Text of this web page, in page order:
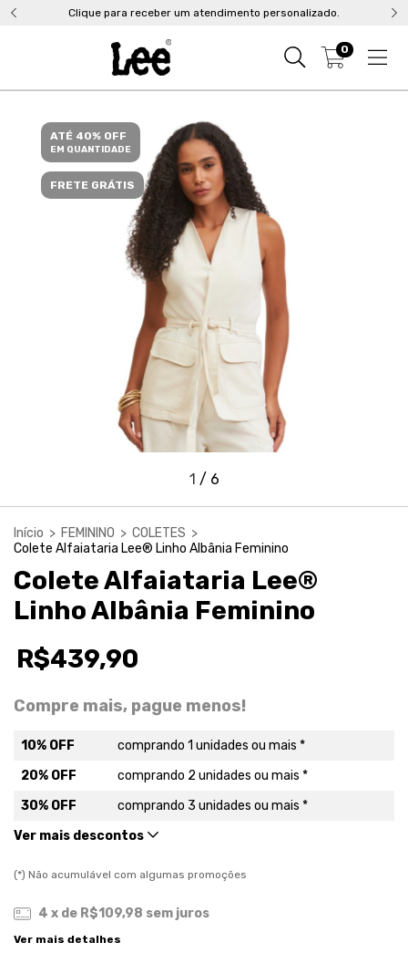
Clique para receber um atendimento personalizado.
0
ATÉ 40% OFF
EM QUANTIDADE
FRETE GRÁTIS
1 / 6
Início > FEMININO > COLETES >
Colete Alfaiataria Lee® Linho Albânia Feminino
Colete Alfaiataria Lee®
Linho Albânia Feminino
R$439,90
Compre mais, pague menos!
10% OFF
comprando 1 unidades ou mais *
20% OFF
comprando 2 unidades ou mais *
30% OFF
comprando 3 unidades ou mais *
Ver mais descontos
(*) Não acumulável com algumas promoções
4 x de R$109,98 sem juros
Ver mais detalhes